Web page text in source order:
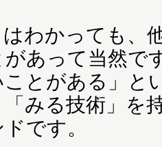
わかっても、
あって当然で
とがある」と
みる技術」を
です。